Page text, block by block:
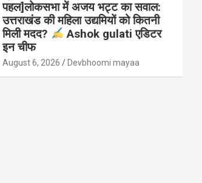
पहल]लोकसभा में अजय भट्ट का सवाल:
उत्तराखंड की महिला उद्यमियों को कितनी
मिली मदद?
Ashok gulati एडिटर
इन चीफ
August 6, 2026 Devbhoomi mayaa